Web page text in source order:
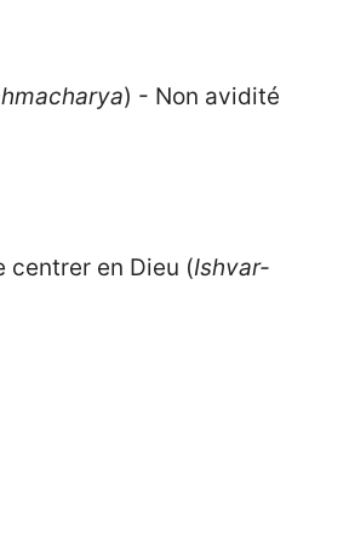
) - Non avidité
centrer en Dieu (Ishvar-